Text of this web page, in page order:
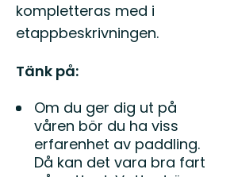
kompletteras med i
etappbeskrivningen.
Tänk på:
Om du ger dig ut på
våren bör du ha viss
erfarenhet av paddling.
Då kan det vara bra fart